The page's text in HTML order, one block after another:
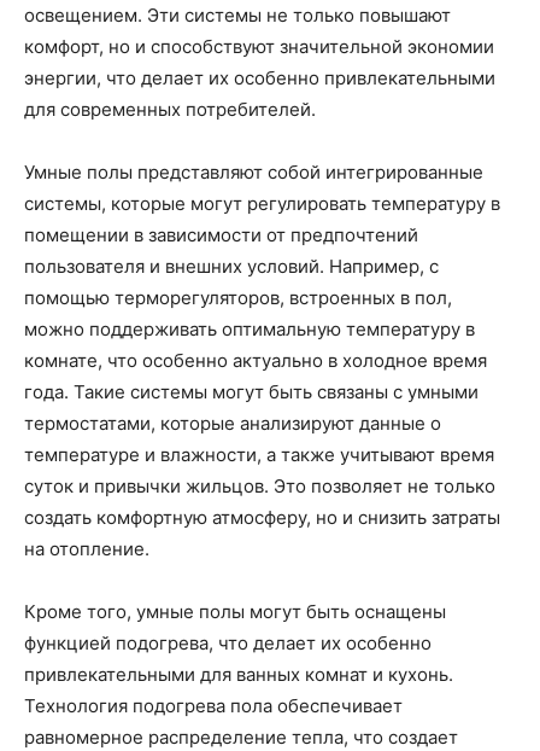
освещением. Эти системы не только повышают
комфорт, но и способствуют значительной экономии
энергии, что делает их особенно привлекательными
для современных потребителей.
Умные полы представляют собой интегрированные
системы, которые могут регулировать температуру в
помещении в зависимости от предпочтений
пользователя и внешних условий. Например, с
помощью терморегуляторов, встроенных в пол,
можно поддерживать оптимальную температуру в
комнате, что особенно актуально в холодное время
года. Такие системы могут быть связаны с умными
термостатами, которые анализируют данные о
температуре и влажности, а также учитывают время
суток и привычки жильцов. Это позволяет не только
создать комфортную атмосферу, но и снизить затраты
на отопление.
Кроме того, умные полы могут быть оснащены
функцией подогрева, что делает их особенно
привлекательными для ванных комнат и кухонь.
Технология подогрева пола обеспечивает
равномерное распределение тепла, что создает